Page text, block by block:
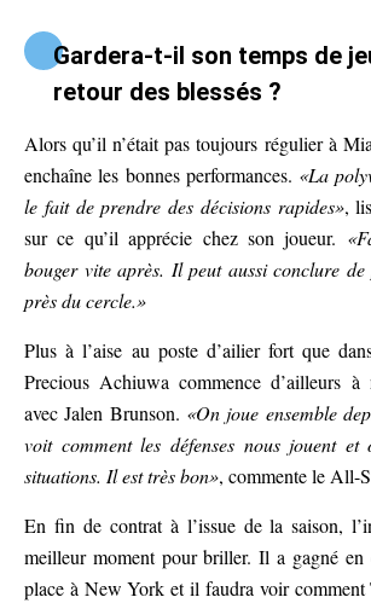
Gardera-t-il son temps de
retour des blessés ?
Alors qu’il n’était pas toujours régulier à
enchaîne les bonnes performances. «La
le fait de prendre des décisions rapides»,
sur ce qu’il apprécie chez son joueur.
bouger vite après. Il peut aussi conclure de
près du cercle.»
Plus à l’aise au poste d’ailier fort que
Precious Achiuwa commence d’ailleurs
avec Jalen Brunson. «On joue ensemble
voit comment les défenses nous jouent
situations. Il est très bon», commente le All-
En fin de contrat à l’issue de la saison,
meilleur moment pour briller. Il a gagné en
place à New York et il faudra voir